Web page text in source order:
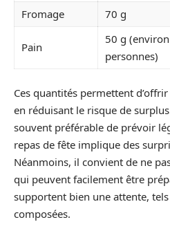
Fromage
70 g
Pain
50 g
personnes)
Ces quantités permettent
en réduisant le risque de
souvent préférable de prévoir
repas de fête implique des
Néanmoins, il convient de ne
qui peuvent facilement être
supportent bien une attente,
composées.